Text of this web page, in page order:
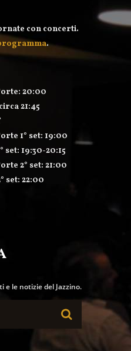
con concerti.
.
20:00
21:45
1° set: 19:00
set: 19:30-20:15
2° set: 21:00
set: 22:00
e le notizie del Jazzino.